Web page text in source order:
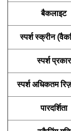
बैकलाइट
स्पर्श स्क्रीन
स्पर्श प्रकार
स्पर्श अधिकतम
पारदर्शिता